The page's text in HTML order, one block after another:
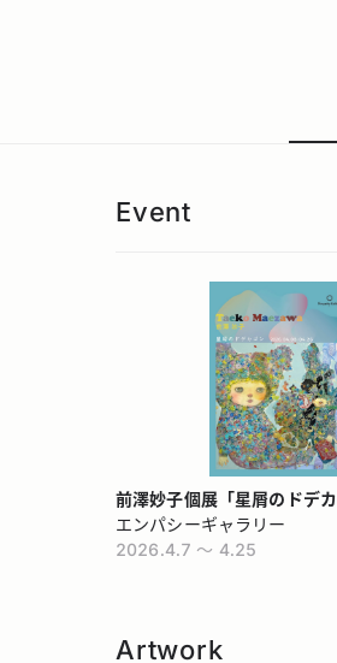
Event
前澤妙子個展「星屑のドデカ
エンパシーギャラリー
2026.4.7 〜 4.25
Artwork